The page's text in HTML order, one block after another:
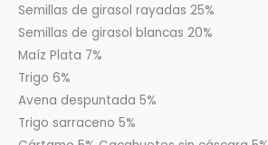
Semillas de girasol rayadas 25%
Semillas de girasol blancas 20%
Maíz Plata 7%
Trigo 6%
Avena despuntada 5%
Trigo sarraceno 5%